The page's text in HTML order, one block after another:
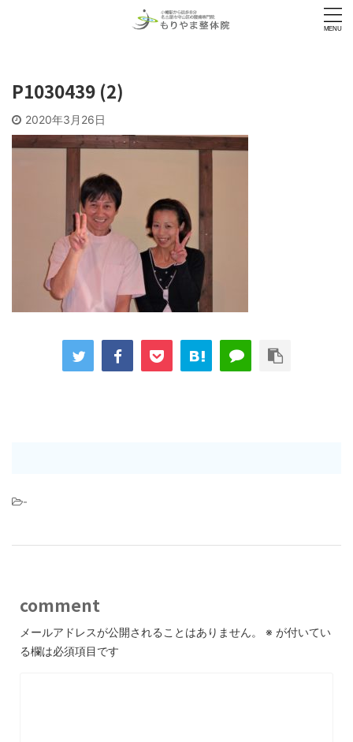
P1030439 (2)
2020年3月26日
-
comment
メールアドレスが公開されることはありません。 ※ が付いてい
る欄は必須項目です